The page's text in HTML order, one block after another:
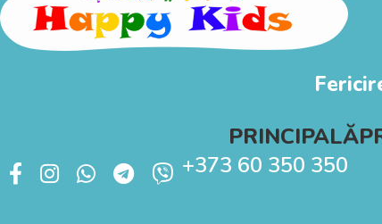
PRINCIPALĂ
+373 60 350 350